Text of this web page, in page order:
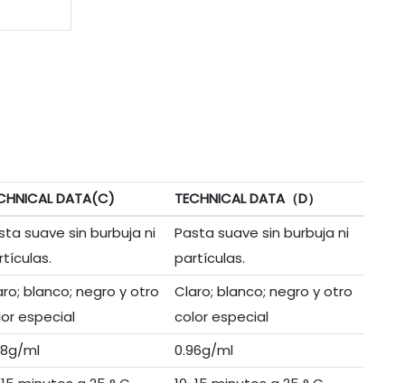
DATA(C)
TECHNICAL DATA（D）
suave sin burbuja ni
Pasta suave sin burbuja ni
partículas.
blanco; negro y otro
especial
Claro; blanco; negro y otro
color especial
ml
0.96g/ml